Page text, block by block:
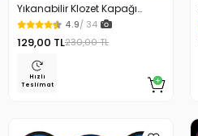
Yıkanabilir Klozet Kapağı
Süngeri Su Geçirmez
4.9/ 34
129,00 TL230,00 TL
Hızlı
Teslimat